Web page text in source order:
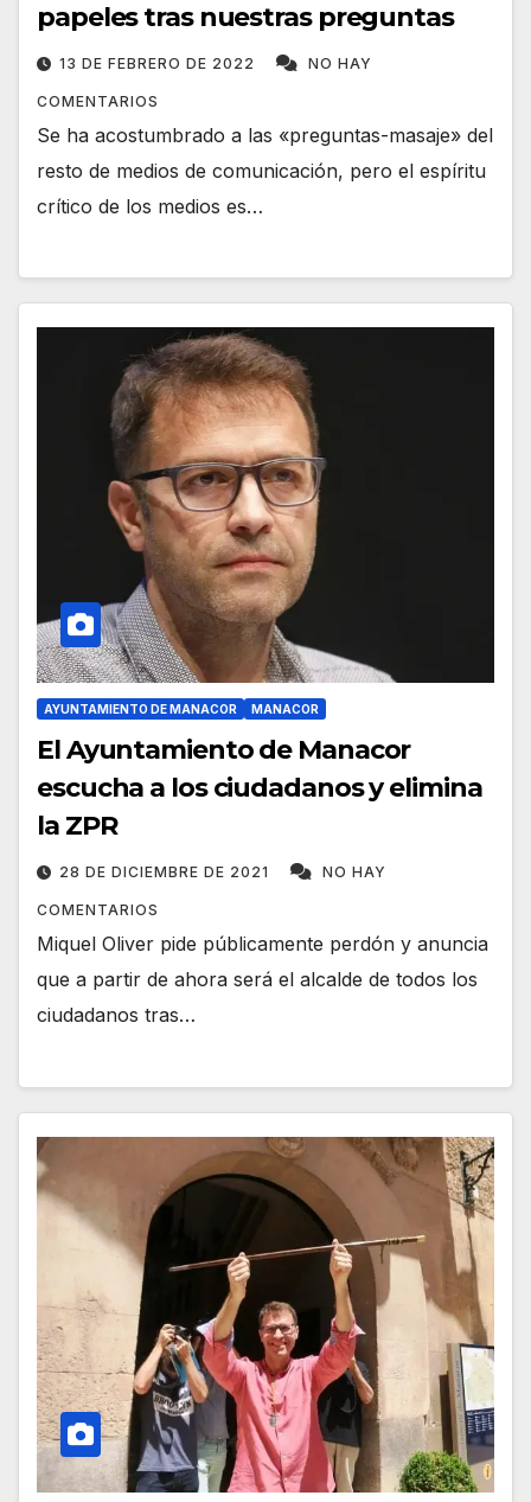
papeles tras nuestras preguntas
13 DE FEBRERO DE 2022 NO HAY
COMENTARIOS
Se ha acostumbrado a las «preguntas-masaje» del
resto de medios de comunicación, pero el espíritu
crítico de los medios es…
AYUNTAMIENTO DE MANACOR MANACOR
El Ayuntamiento de Manacor
escucha a los ciudadanos y elimina
la ZPR
28 DE DICIEMBRE DE 2021 NO HAY
COMENTARIOS
Miquel Oliver pide públicamente perdón y anuncia
que a partir de ahora será el alcalde de todos los
ciudadanos tras…